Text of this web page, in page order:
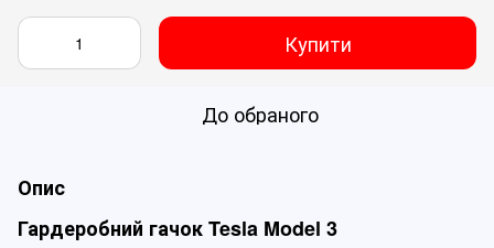
Купити
До обраного
Опис
Гардеробний гачок Tesla Model 3